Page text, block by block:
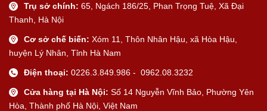
Trụ sở chính: 65, Ngách 186/25, Phan Trọng Tuệ, Xã Đại
Thanh, Hà Nội
Cơ sở chế biến: Xóm 11, Thôn Nhân Hậu, xã Hòa Hậu,
huyện Lý Nhân, Tỉnh Hà Nam
Điện thoại: 0226.3.849.986 - 0962.08.3232
Cửa hàng tại Hà Nội: Số 14 Nguyễn Vĩnh Bảo, Phường Yên
Hòa, Thành phố Hà Nội, Việt Nam